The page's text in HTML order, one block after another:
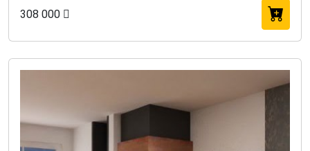
308 000